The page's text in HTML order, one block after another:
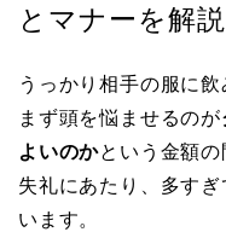
とマナーを解説
うっかり相手の服に
まず頭を悩ませるのが
よいのかという金額
失礼にあたり、多す
います。